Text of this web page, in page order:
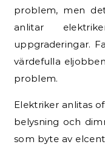
problem, men
anlitar
uppgraderingar.
värdefulla
problem.
Elektriker anlitas
belysning och
som byte av